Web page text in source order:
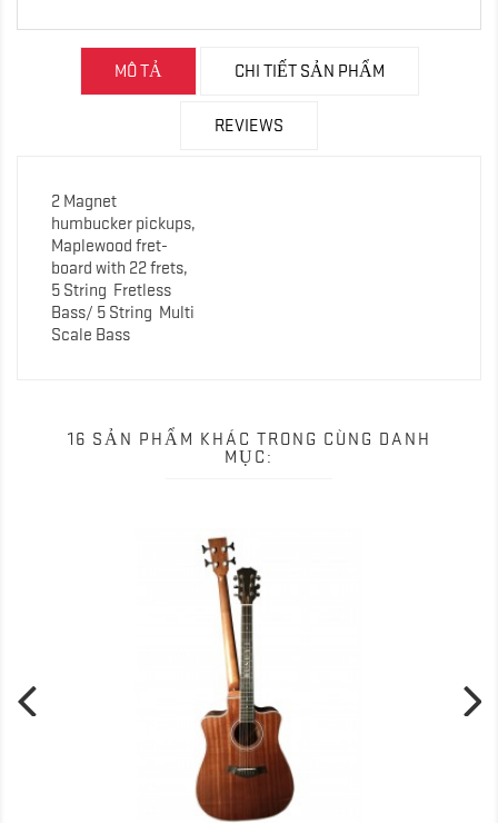
MÔ TẢ CHI TIẾT SẢN PHẨM
REVIEWS
2 Magnet
humbucker pickups,
Maplewood fret-
board with 22 frets,
5 String Fretless
Bass/ 5 String Multi
Scale Bass
16 SẢN PHẨM KHÁC TRONG CÙNG DANH
MỤC: